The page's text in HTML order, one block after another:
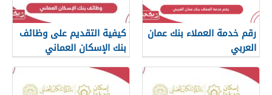
رقم خدمة العملاء بنك عمان
العربي
كيفية التقديم على وظائف
بنك الإسكان العماني